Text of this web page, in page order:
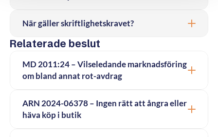
När gäller skriftlighetskravet?
Relaterade beslut
MD 2011:24 – Vilseledande marknadsföring
om bland annat rot-avdrag
ARN 2024-06378 – Ingen rätt att ångra eller
häva köp i butik